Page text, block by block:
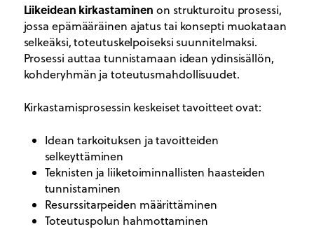
Liikeidean kirkastaminen on strukturoitu prosessi,
jossa epämääräinen ajatus tai konsepti muokataan
selkeäksi, toteutuskelpoiseksi suunnitelmaksi.
Prosessi auttaa tunnistamaan idean ydinsisällön,
kohderyhmän ja toteutusmahdollisuudet.
Kirkastamisprosessin keskeiset tavoitteet ovat:
Idean tarkoituksen ja tavoitteiden
selkeyttäminen
Teknisten ja liiketoiminnallisten haasteiden
tunnistaminen
Resurssitarpeiden määrittäminen
Toteutuspolun hahmottaminen